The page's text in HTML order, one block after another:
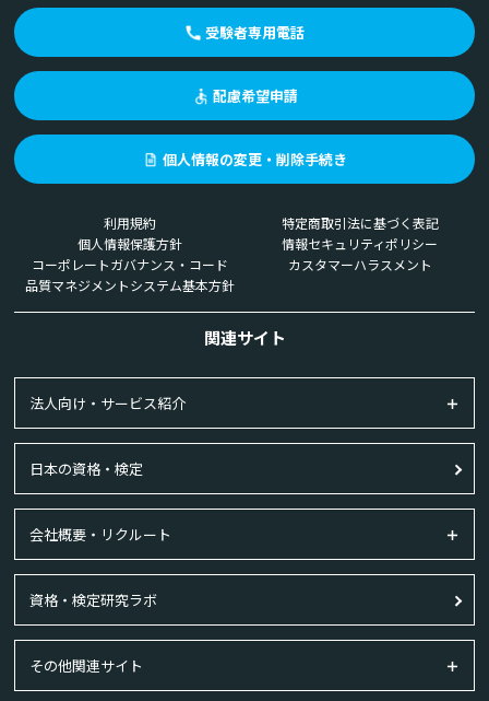
受験者専用電話
配慮希望申請
個人情報の変更・削除手続き
利用規約
特定商取引法に基づく表記
個人情報保護方針
情報セキュリティポリシー
コーポレートガバナンス・コード
カスタマーハラスメント
品質マネジメントシステム基本方針
関連サイト
法人向け・サービス紹介
日本の資格・検定
会社概要・リクルート
資格・検定研究ラボ
その他関連サイト